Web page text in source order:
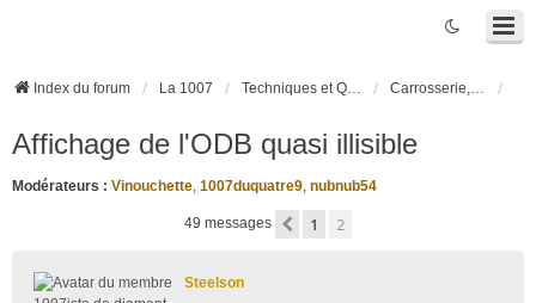
Index du forum La 1007 Techniques et Questions Carrosserie, électronique véhicule et habitacle
Affichage de l'ODB quasi illisible
Modérateurs : Vinouchette, 1007duquatre9, nubnub54
49 messages Précédente
1 2
Steelson